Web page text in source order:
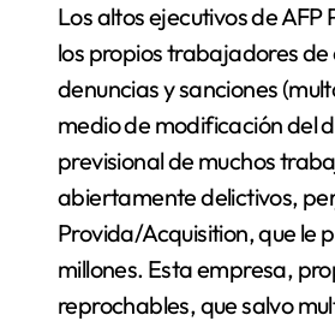
Los altos ejecutivos de
los propios trabajadores
denuncias y sanciones
medio de modificación del
previsional de muchos
abiertamente delictivos,
Provida/Acquisition, que le
millones. Esta empresa,
reprochables, que salvo